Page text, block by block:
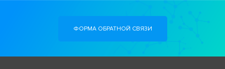
ФОРМА ОБРАТНОЙ СВЯЗИ